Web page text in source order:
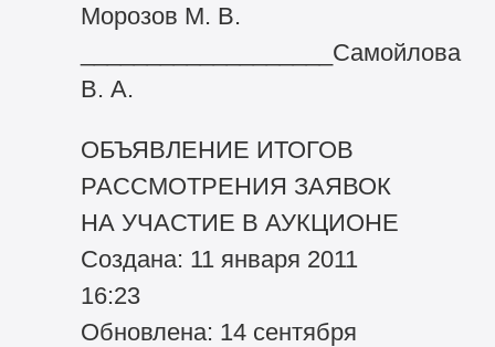
Морозов М. В.
___________________Самойлова
В. А.
ОБЪЯВЛЕНИЕ ИТОГОВ
РАССМОТРЕНИЯ ЗАЯВОК
НА УЧАСТИЕ В АУКЦИОНЕ
Создана: 11 января 2011
16:23
Обновлена: 14 сентября